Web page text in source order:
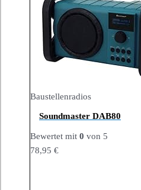
Baustellenradios
Soundmaster DAB80
Bewertet mit 0 von 5
78,95 €